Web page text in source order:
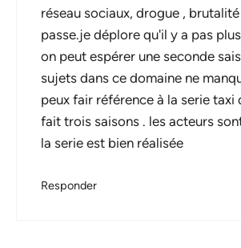
réseau sociaux, drogue ,
passe.je déplore qu'il y a pas
on peut espérer une seconde
sujets dans ce domaine ne
peux fair référence à la serie taxi
fait trois saisons . les acteurs
la serie est bien réalisée
Responder